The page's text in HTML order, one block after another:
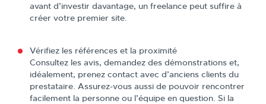
avant d’investir davantage, un freelance peut suffire à
créer votre premier site.
Vérifiez les références et la proximité
Consultez les avis, demandez des démonstrations et,
idéalement, prenez contact avec d’anciens clients du
prestataire. Assurez-vous aussi de pouvoir rencontrer
facilement la personne ou l’équipe en question. Si la